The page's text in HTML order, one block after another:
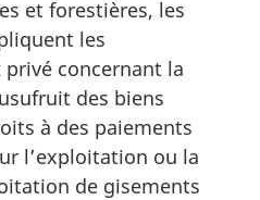
et forestières, les
les
concernant la
des biens
à des paiements
l’exploitation ou la
de gisements